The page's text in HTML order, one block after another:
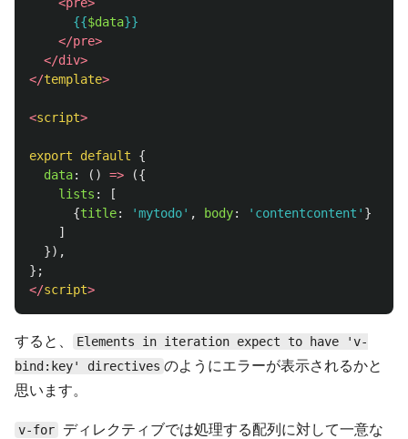
{{$data}}
</pre>
</div>
</template>
<script>
export default
{
data: () =>
({
lists :
[
{title: 'mytodo' , body: ' contentcontent ' }
]
}),
};
</script>
すると、
Elements in iteration expect to have 'v-
bind:key' directives のようにエラーが表示されるかと
思います。
v-for
ディレクティブでは処理する配列に対して一意な